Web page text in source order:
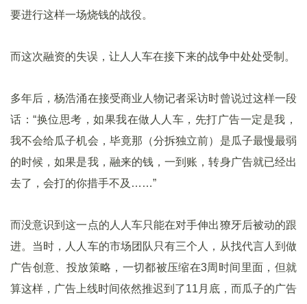
要进行这样一场烧钱的战役。
而这次融资的失误，让人人车在接下来的战争中处处受制。
多年后，杨浩涌在接受商业人物记者采访时曾说过这样一段
话：“换位思考，如果我在做人人车，先打广告一定是我，
我不会给瓜子机会，毕竟那（分拆独立前）是瓜子最慢最弱
的时候，如果是我，融来的钱，一到账，转身广告就已经出
去了，会打的你措手不及……”
而没意识到这一点的人人车只能在对手伸出獠牙后被动的跟
进。当时，人人车的市场团队只有三个人，从找代言人到做
广告创意、投放策略，一切都被压缩在3周时间里面，但就
算这样，广告上线时间依然推迟到了11月底，而瓜子的广告